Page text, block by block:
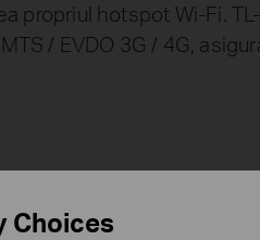
propriul hotspot Wi-Fi.
/ EVDO 3G / 4G,
Choices